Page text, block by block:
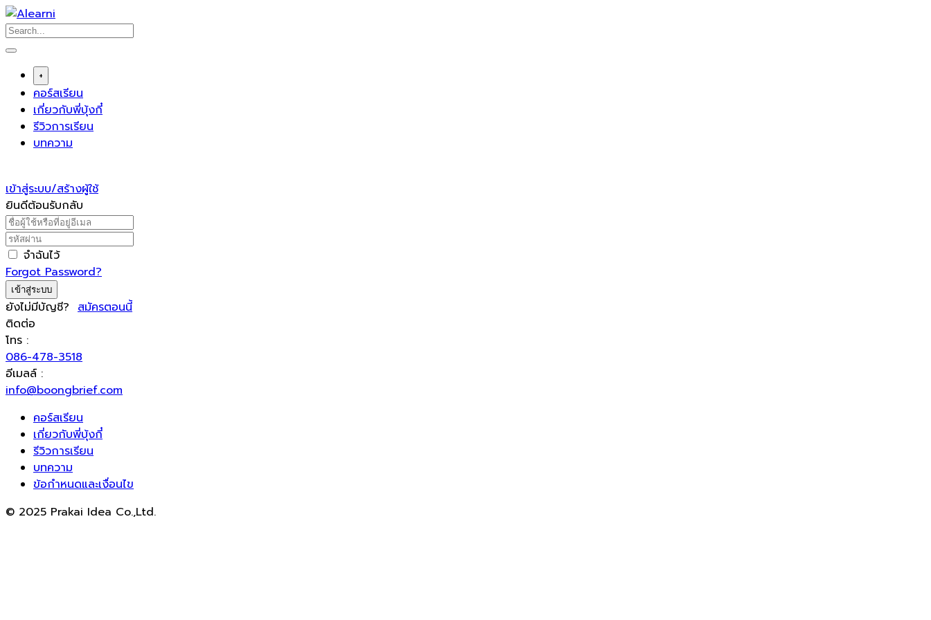
Skip
to
content
+
คอร์สเรียน
เกี่ยวกับพี่บุ้งกี๋
รีวิวการเรียน
บทความ
เข้าสู่ระบบ/สร้างผู้ใช้
ยินดีต้อนรับกลับ
จำฉันไว้
Forgot Password?
เข้าสู่ระบบ
ยังไม่มีบัญชี? สมัครตอนนี้
ติดต่อ
โทร :
086-478-3518
อีเมลล์ :
info@boongbrief.com
คอร์สเรียน
เกี่ยวกับพี่บุ้งกี๋
รีวิวการเรียน
บทความ
ข้อกำหนดและเงื่อนไข
© 2025 Prakai Idea Co.,Ltd.